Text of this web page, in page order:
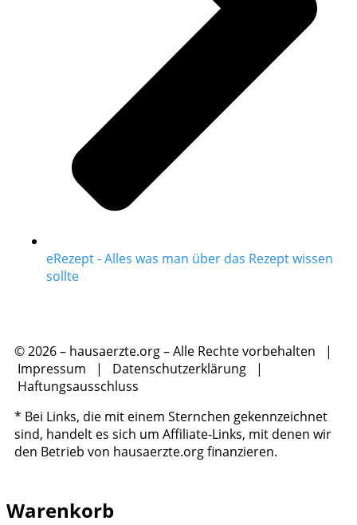
eRezept - Alles was man über das Rezept wissen
sollte
© 2026 – hausaerzte.org – Alle Rechte vorbehalten |
Impressum | Datenschutzerklärung |
Haftungsausschluss
* Bei Links, die mit einem Sternchen gekennzeichnet
sind, handelt es sich um Affiliate-Links, mit denen wir
den Betrieb von hausaerzte.org finanzieren.
Warenkorb